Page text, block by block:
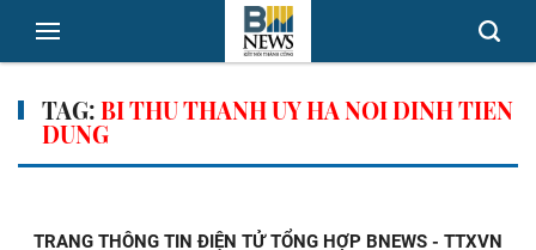
TAG:BI THU THANH UY HA NOI DINH TIEN
DUNG
TRANG THÔNG TIN ĐIỆN TỬ TỔNG HỢP BNEWS - TTXVN